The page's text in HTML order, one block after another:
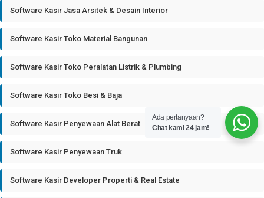
Software Kasir Jasa Arsitek & Desain Interior
Software Kasir Toko Material Bangunan
Software Kasir Toko Peralatan Listrik & Plumbing
Software Kasir Toko Besi & Baja
Software Kasir Penyewaan Alat Berat
Software Kasir Penyewaan Truk
Software Kasir Developer Properti & Real Estate
Ada pertanyaan?
Chat kami 24 jam!